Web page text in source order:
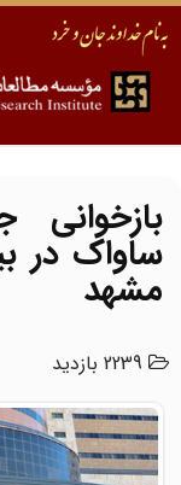
ساواک در
مشهد
2239 بازدید